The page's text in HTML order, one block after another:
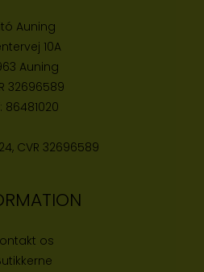
Auning
10A
Auning
32696589
86481020
CVR 32696589
os
rne